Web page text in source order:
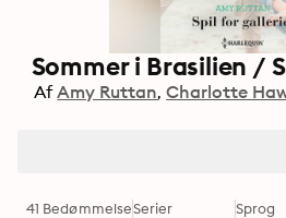
Sommer i Brasilien /
Af Amy Ruttan Charlotte
41 BedømmelseSerier Sprog